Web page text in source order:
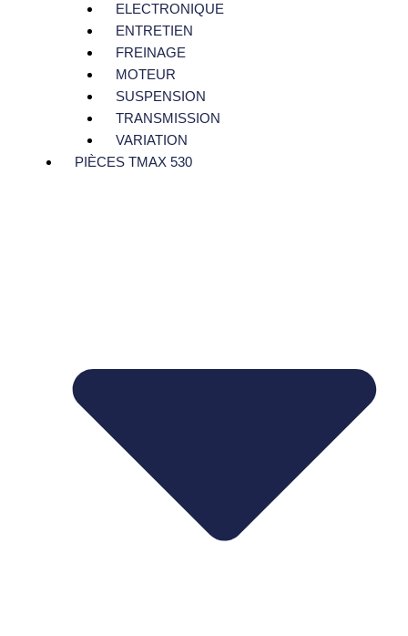
ELECTRONIQUE
ENTRETIEN
FREINAGE
MOTEUR
SUSPENSION
TRANSMISSION
VARIATION
PIÈCES TMAX 530